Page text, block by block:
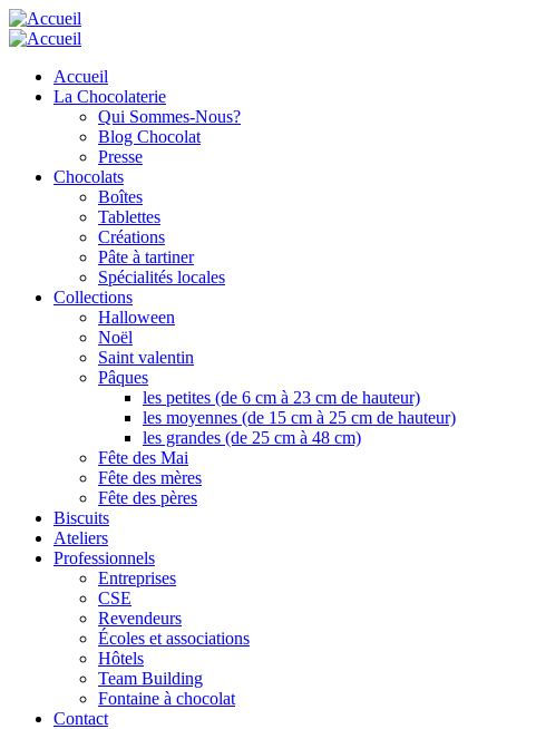
Aller
au
principalAccueil
La Chocolaterie
Qui Sommes-Nous?
Blog Chocolat
Presse
Chocolats
Boîtes
Tablettes
Créations
Pâte à tartiner
Spécialités locales
Collections
Halloween
Noël
Saint valentin
Pâques
les petites (de 6 cm à 23 cm de hauteur)
les moyennes (de 15 cm à 25 cm de hauteur)
les grandes (de 25 cm à 48 cm)
Fête des Mai
Fête des mères
Fête des pères
Biscuits
Ateliers
Professionnels
Entreprises
CSE
Revendeurs
Écoles et associations
Hôtels
Team Building
Fontaine à chocolat
Contact